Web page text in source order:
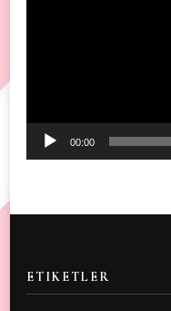
00:00
ETIKETLER